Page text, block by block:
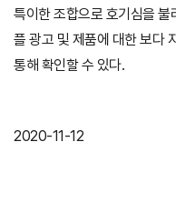
특이한 조합으로 호기심을 불
플 광고 및 제품에 대한 보다
통해 확인할 수 있다.
2020-11-12